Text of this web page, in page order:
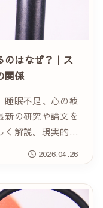
のはなぜ？｜ス
関係
睡眠不足、心の疲
新の研究や論文を
く解説。現実的な
ら、心を整えて
す。
2026.04.26